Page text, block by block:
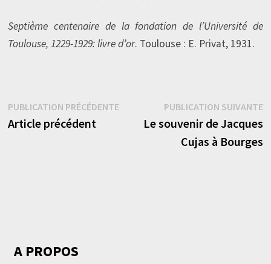
Septième centenaire de la fondation de l’Université de
Toulouse, 1229-1929: livre d’or. Toulouse : E. Privat, 1931.
Navigation
de
PUBLICATION PRÉCÉDENTEPublication
précédente :
Article précédent
PUBLICATION SUIVANTE
Le souvenir de Jacques
Cujas à Bourges
A PROPOS